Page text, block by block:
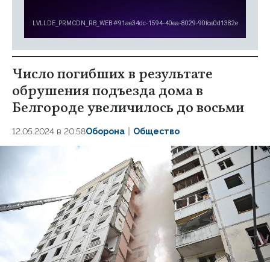
Число погибших в результате
обрушения подъезда дома в
Белгороде увеличилось до восьми
12.05.2024 в 20:58Оборона Общество